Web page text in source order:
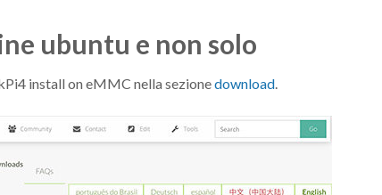
ubuntu e non solo
install on eMMC nella sezionedownload.